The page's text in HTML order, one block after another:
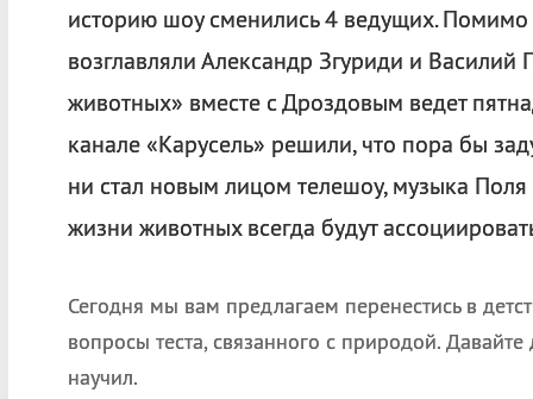
историю шоу сменились 4 ведущих.
возглавляли Александр Згуриди и Василий
животных» вместе с Дроздовым ведет
канале «Карусель» решили, что пора бы
ни стал новым лицом телешоу, музыка
жизни животных всегда будут
Сегодня мы вам предлагаем перенестись в
вопросы теста, связанного с природой.
научил.